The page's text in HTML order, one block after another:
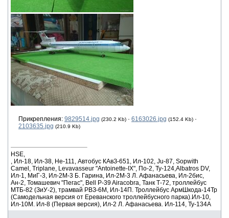
Прикрепления: 9829514.jpg (230.2 Kb) · 6163026.jpg (152.4 Kb) ·
2103635.jpg (210.9 Kb)
HSE,
, Ил-18, Ил-38, He-111, Автобус КАвЗ-651, Ил-102, Ju-87, Sopwith
Camel, Triplane, Levavasseur "Antoinette-IX", По-2, Ту-124,Albatros DV,
Ил-1, МиГ-3, Ил-2М-3 Б. Гарина, Ил-2М-3 Л. Афанасьева, Ил-2бис,
Ан-2, Томашевич "Пегас", Bell P-39 Airacobra, Танк Т-72, троллейбус
МТБ-82 (ЗиУ-2), трамвай РВЗ-6М, Ил-14П. Троллейбус АрмШкода-14Тр
(Самодельная версия от Ереванского троллейбусного парка).Ил-10,
Ил-10М. Ил-8 (Первая версия), Ил-2 Л. Афанасьева. Ил-114, Ту-134А